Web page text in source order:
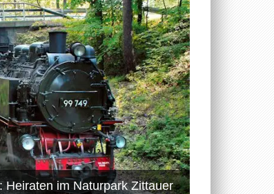
Heiraten im Naturpark Zittauer